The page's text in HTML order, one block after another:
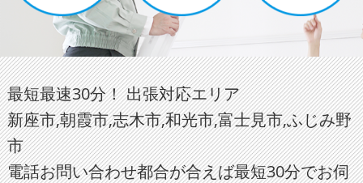
最短最速30分！ 出張対応エリア
新座市,朝霞市,志木市,和光市,富士見市,ふじみ野
市
電話お問い合わせ都合が合えば最短30分でお伺